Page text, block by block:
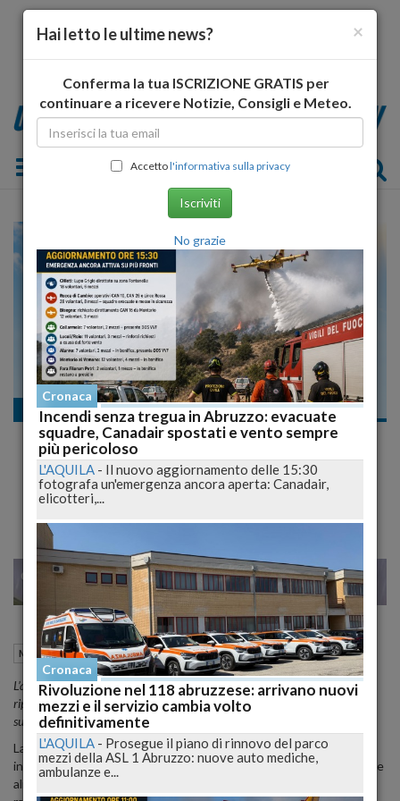
Toggle navigation
Meteo
Canicola al capolinea, crollo termico
imminente: ecco dove cambia davvero
tutto subito
MILANO 23 25
Meteo Roma (RM) 30 Giugno 2026 16:36
L’arrivo di un fronte atlantico ridurrà le temperature anche di otto gradi,
riportando valori più vicini alla media dopo giorni di caldo estremo
sull’Italia intera.
La lunga fase dominata dall’ anticiclone africanosta per perdere
intensità. Dopo aver spinto le temperature su valori molto elevati e
alimentato condizioni di afa diffusa, la struttura subtropicale
×
Hai letto le ultime news?
Conferma la tua ISCRIZIONE GRATIS per
continuare a ricevere Notizie, Consigli e Meteo.
Accettol'informativa sulla privacy
Iscriviti
No grazie
Cronaca
Incendi senza tregua in Abruzzo: evacuate
squadre, Canadair spostati e vento sempre
più pericoloso
L'AQUILA - Il nuovo aggiornamento delle 15:30
fotografa un'emergenza ancora aperta: Canadair,
elicotteri,...
Cronaca
Rivoluzione nel 118 abruzzese: arrivano nuovi
mezzi e il servizio cambia volto
definitivamente
L'AQUILA - Prosegue il piano di rinnovo del parco
mezzi della ASL 1 Abruzzo: nuove auto mediche,
ambulanze e...